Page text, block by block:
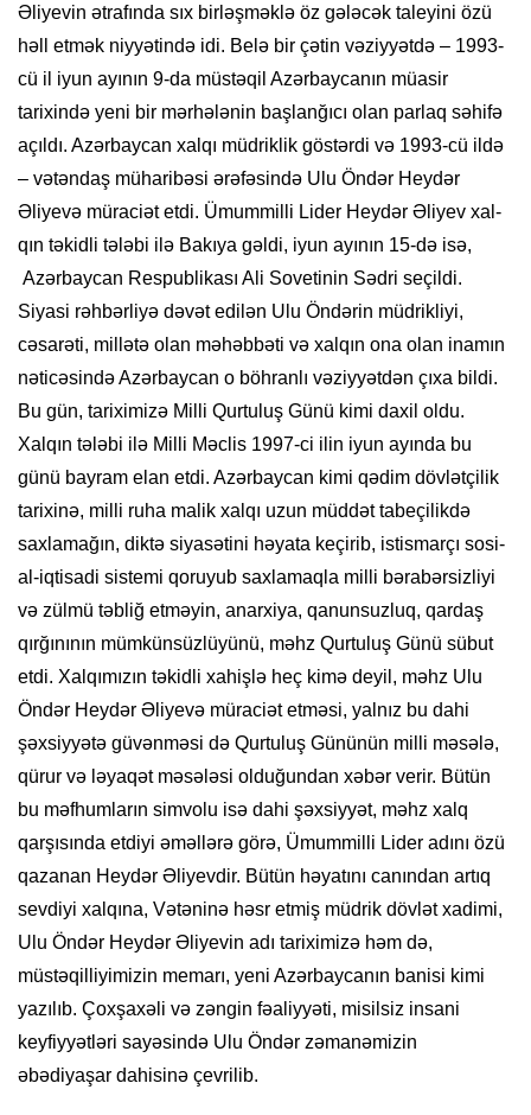
Əliyevin ətrafında sıx birləşməklə öz gələcək taleyini özü
həll etmək niyyətində idi. Belə bir çətin vəziyyətdə – 1993-
cü il iyun ayının 9-da müstəqil Azərbaycanın müasir
tarixində yeni bir mərhələnin başlanğıcı olan parlaq səhifə
açıldı. Azərbaycan xalqı müdriklik göstərdi və 1993-cü ildə
– vətəndaş müharibəsi ərəfəsində Ulu Öndər Heydər
Əliyevə müraciət etdi. Ümummilli Lider Heydər Əliyev xal­
qın təkidli tələbi ilə Bakıya gəldi, iyun ayının 15-də isə,
Azərbaycan Respublikası Ali Sovetinin Sədri seçildi.
Siyasi rəhbərliyə dəvət edilən Ulu Öndərin müdrikliyi,
cəsarəti, millətə olan məhəbbəti və xalqın ona olan inamın
nəticəsində Azərbaycan o böhranlı vəziyyətdən çıxa bildi.
Bu gün, tariximizə Milli Qurtuluş Günü kimi daxil oldu.
Xalqın tələbi ilə Milli Məclis 1997-ci ilin iyun ayında bu
günü bayram elan etdi. Azərbaycan kimi qədim dövlətçilik
tarixinə, milli ruha malik xalqı uzun müddət tabeçilikdə
saxlamağın, diktə siyasətini həyata keçirib, istismarçı sosi­
al-iqtisadi sistemi qoruyub saxlamaqla milli bərabərsizliyi
və zülmü təbliğ etməyin, anarxiya, qanunsuzluq, qardaş
qırğınının mümkünsüzlüyünü, məhz Qurtuluş Günü sübut
etdi. Xalqımızın təkidli xahişlə heç kimə deyil, məhz Ulu
Öndər Heydər Əliyevə müraciət etməsi, yalnız bu dahi
şəxsiyyətə güvənməsi də Qurtuluş Gününün milli məsələ,
qürur və ləyaqət məsələsi olduğundan xəbər verir. Bütün
bu məfhumların simvolu isə dahi şəxsiyyət, məhz xalq
qarşısında etdiyi əməllərə görə, Ümummilli Lider adını özü
qazanan Heydər Əliyevdir. Bütün həyatını canından artıq
sevdiyi xalqına, Vətəninə həsr etmiş müdrik dövlət xadimi,
Ulu Öndər Heydər Əliyevin adı tariximizə həm də,
müstəqilliyimizin memarı, yeni Azərbaycanın banisi kimi
yazılıb. Çoxşaxəli və zəngin fəaliyyəti, misilsiz insani
keyfiyyətləri sayəsində Ulu Öndər zəmanəmizin
əbədiyaşar dahisinə çevrilib.